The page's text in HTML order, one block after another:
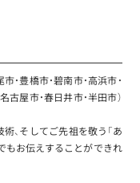
・豊橋市・碧南市・高浜市・
古屋市・春日井市・半田市）
、そしてご先祖を敬う「あ
もお伝えすることができれ